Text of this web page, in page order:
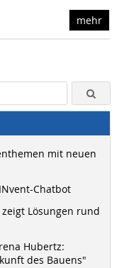
mehr
mit neuen
Chatbot
zeigt Lösungen rund
Hubertz:
des Bauens"